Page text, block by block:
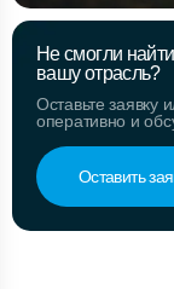
Не смогли найти
вашу отрасль?
Оставьте
оперативно и
Оставить